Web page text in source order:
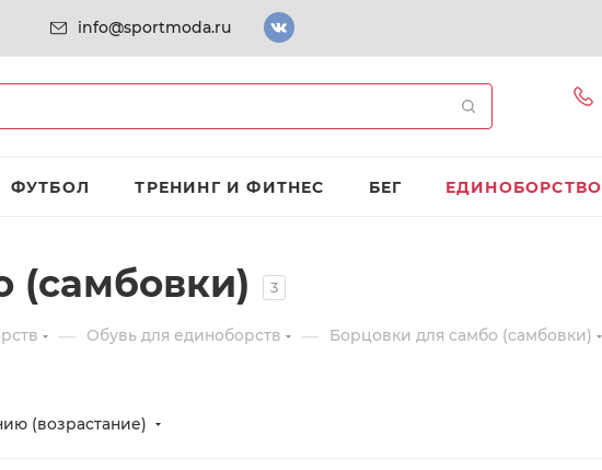
info@sportmoda.ru
ФУТБОЛ ТРЕНИНГ И ФИТНЕС БЕГ ЕДИНОБОРСТВО
(самбовки) 3
— Обувь для единоборств — Борцовки для самбо (самбовки)
(возрастание)